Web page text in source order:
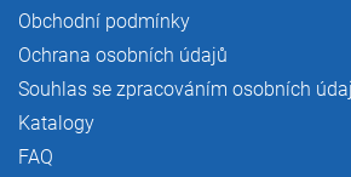
Obchodní podmínky
Ochrana osobních údajů
Souhlas se zpracováním osobních
Katalogy
FAQ